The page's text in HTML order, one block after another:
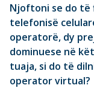
Njoftoni se do të
telefonisë
operatorë, dy
dominuese në
tuaja, si do të
operator virtual?